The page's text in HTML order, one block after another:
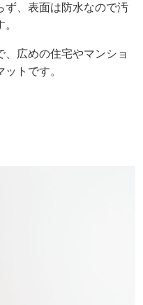
ず、表面は防水なので汚
、広めの住宅やマンショ
トです。